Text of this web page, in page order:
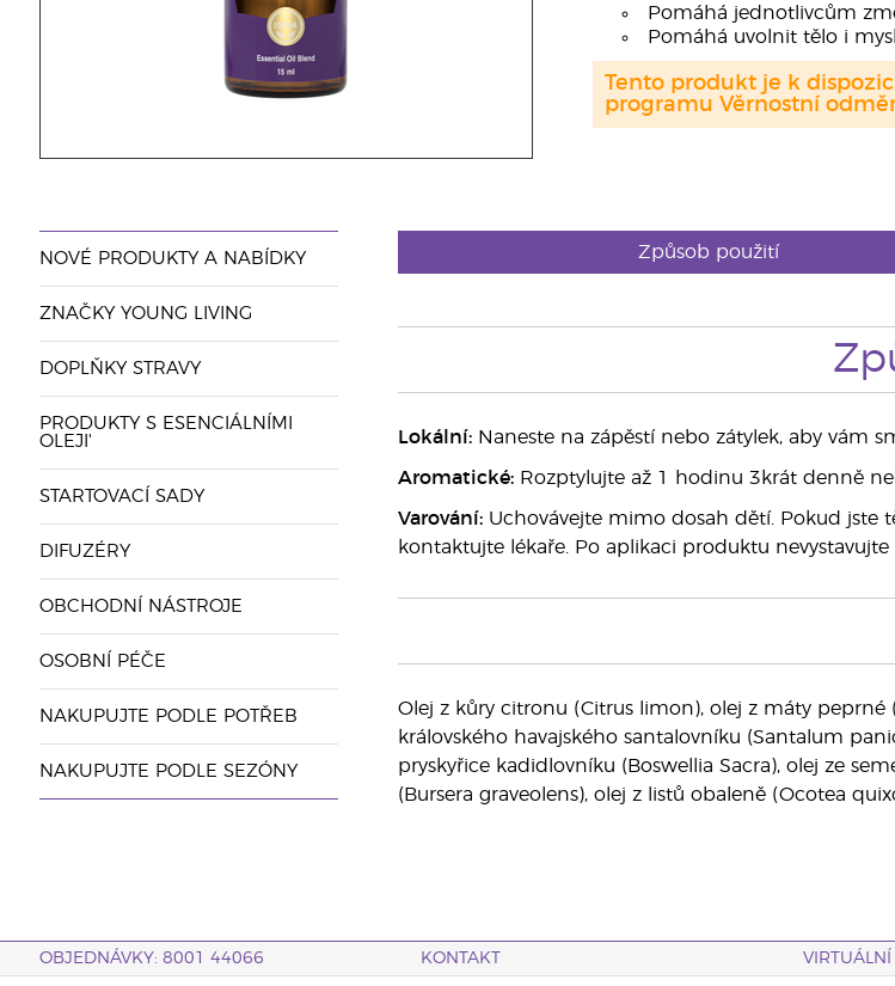
Pomáhá jednotlivcům
Pomáhá uvolnit tělo i mysl
Tento produkt je k
programu Věrnostní
NOVÉ PRODUKTY A NABÍDKY
ZNAČKY YOUNG LIVING
DOPLŇKY STRAVY
PRODUKTY S ESENCIÁLNÍMI
OLEJI'
STARTOVACÍ SADY
DIFUZÉRY
OBCHODNÍ NÁSTROJE
OSOBNÍ PÉČE
NAKUPUJTE PODLE POTŘEB
NAKUPUJTE PODLE SEZÓNY
Způsob použití
Lokální:Naneste na zápěstí nebo zátylek, aby vám
Aromatické:Rozptylujte až 1 hodinu 3krát denně
Varování:Uchovávejte mimo dosah dětí. Pokud jste
kontaktujte lékaře. Po aplikaci produktu
Olej z kůry citronu (Citrus limon), olej z máty peprné
královského havajského santalovníku (Santalum
pryskyřice kadidlovníku (Boswellia Sacra), olej ze
(Bursera graveolens), olej z listů obaleně (Ocotea
OBJEDNÁVKY: 8001 44066 KONTAKT